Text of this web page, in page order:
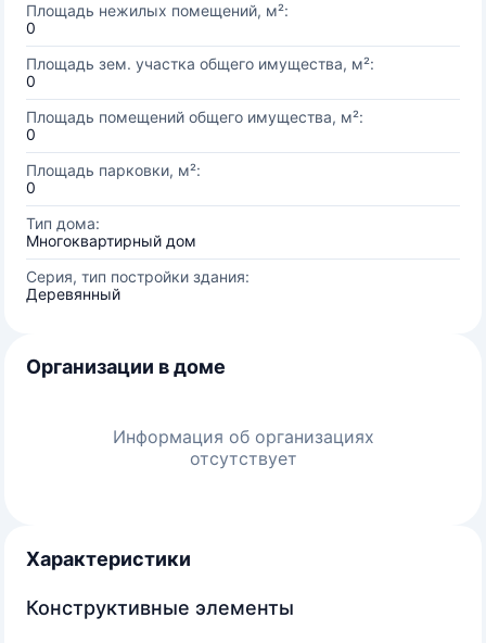
Площадь нежилых помещений, м²:
0
Площадь зем. участка общего имущества, м²:
0
Площадь помещений общего имущества, м²:
0
Площадь парковки, м²:
0
Тип дома:
Многоквартирный дом
Серия, тип постройки здания:
Деревянный
Организации в доме
Информация об организациях
отсутствует
Характеристики
Конструктивные элементы